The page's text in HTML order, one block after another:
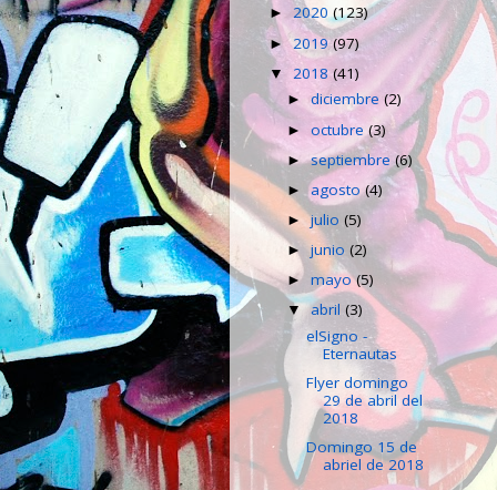
► 2020(123)
►2019(97)
▼ 2018(41)
►diciembre(2)
►octubre(3)
►septiembre(6)
►agosto(4)
►julio(5)
►junio(2)
►mayo(5)
▼abril(3)
elSigno -
Eternautas
Flyer domingo
29 de abril del
2018
Domingo 15 de
abriel de 2018